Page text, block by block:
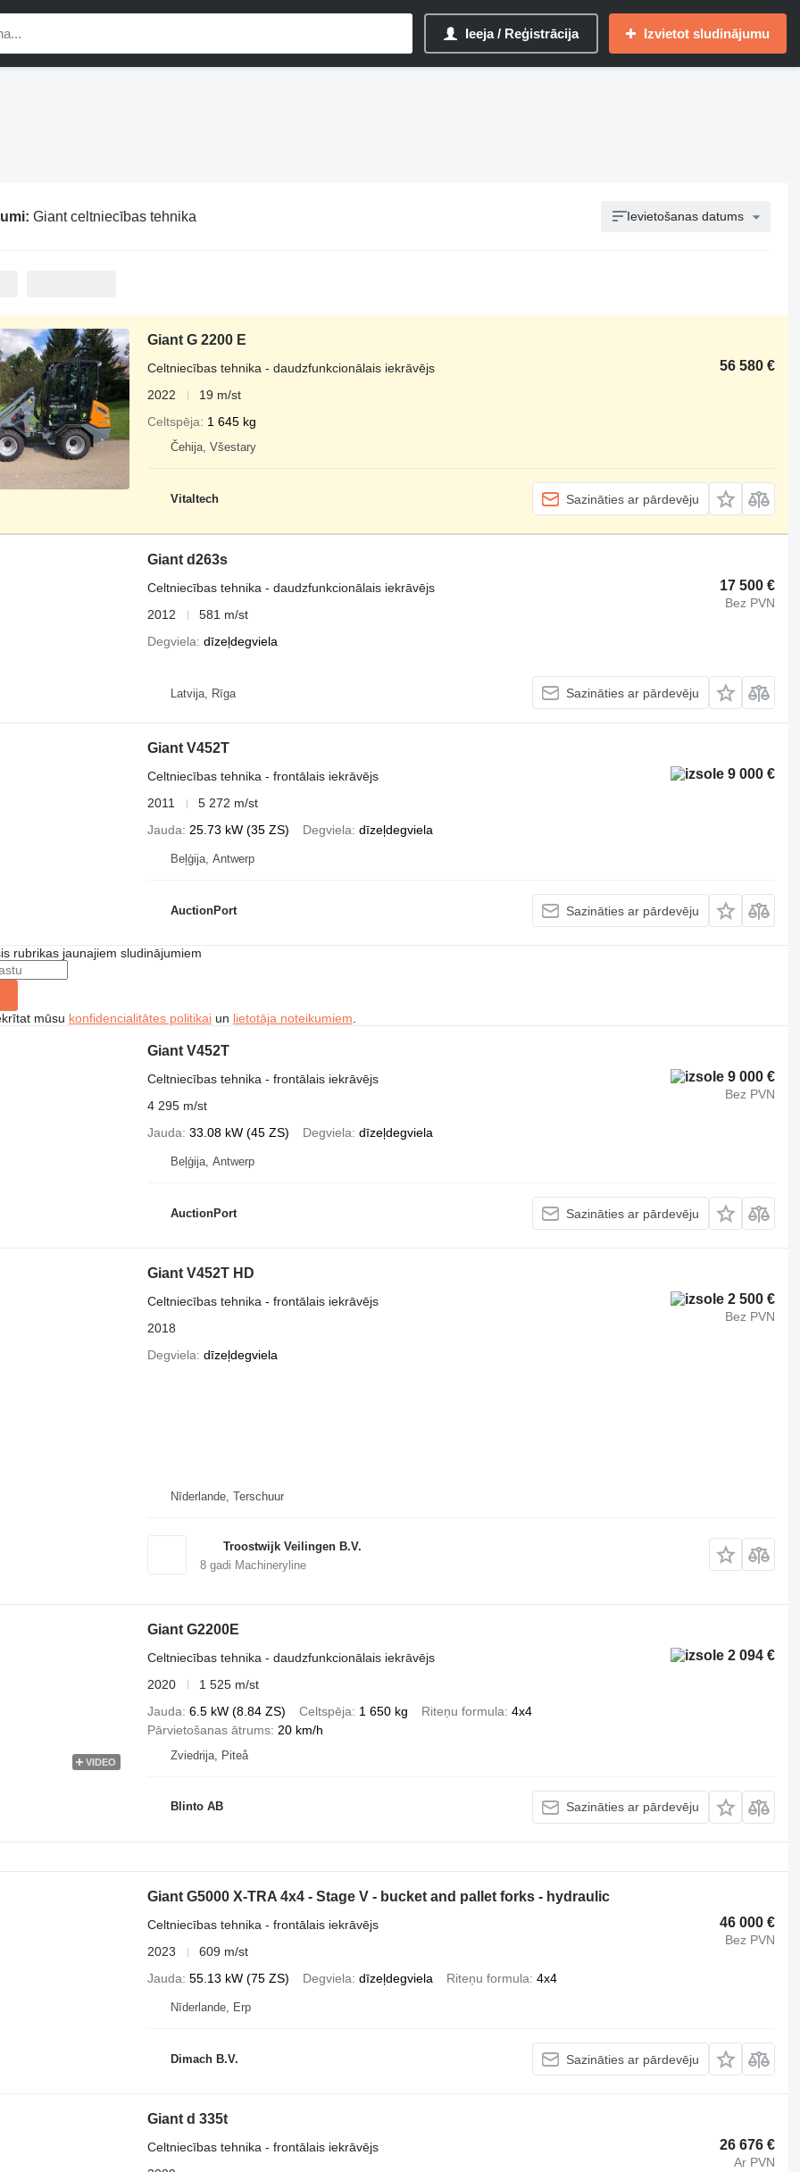
Ieeja / Reģistrācija Izvietot sludinājumu
Giant celtniecības tehnika Ievietošanas datums
Giant G 2200 E
56 580 €
Celtniecības tehnika - daudzfunkcionālais iekrāvējs
2022
19 m/st
Celtspēja
1 645 kg
Čehija, Všestary
Vitaltech Sazināties ar pārdevēju
Giant d263s
17 500 €
Bez PVN
Celtniecības tehnika - daudzfunkcionālais iekrāvējs
2012
581 m/st
Degviela dīzeļdegviela
Latvija, Rīga Sazināties ar pārdevēju
Giant V452T
9 000 €
Celtniecības tehnika - frontālais iekrāvējs
2011
5 272 m/st
Jauda
25.73 kW (35 ZS) Degviela dīzeļdegviela
Beļģija, Antwerp
AuctionPort Sazināties ar pārdevēju
rubrikas jaunajiem sludinājumiem
mūsu konfidencialitātes politikaiun lietotāja noteikumiem
Giant V452T
9 000 €
Bez PVN
Celtniecības tehnika - frontālais iekrāvējs
4 295 m/st
Jauda 33.08 kW (45 ZS) Degviela dīzeļdegviela
Beļģija, Antwerp
AuctionPort Sazināties ar pārdevēju
Giant V452T HD
2 500 €
Bez PVN
Celtniecības tehnika - frontālais iekrāvējs
2018
Degviela dīzeļdegviela
Nīderlande, Terschuur
Troostwijk Veilingen B.V.
8gadi Machineryline
VIDEO
Giant G2200E
2 094 €
Celtniecības tehnika - daudzfunkcionālais iekrāvējs
2020
1 525 m/st
Jauda 6.5 kW (8.84 ZS) Celtspēja 1 650 kg Riteņu formula 4x4
Pārvietošanas ātrums 20 km/h
Zviedrija, Piteå
Blinto AB Sazināties ar pārdevēju
Giant G5000 X-TRA 4x4 - Stage V - bucket and pallet forks - hydraulic
46 000 €
Bez PVN
Celtniecības tehnika - frontālais iekrāvējs
2023
609 m/st
Jauda 55.13 kW (75 ZS) Degviela dīzeļdegviela Riteņu formula 4x4
Nīderlande, Erp
Dimach B.V. Sazināties ar pārdevēju
Giant d 335t
26 676 €
Ar PVN
Celtniecības tehnika - frontālais iekrāvējs